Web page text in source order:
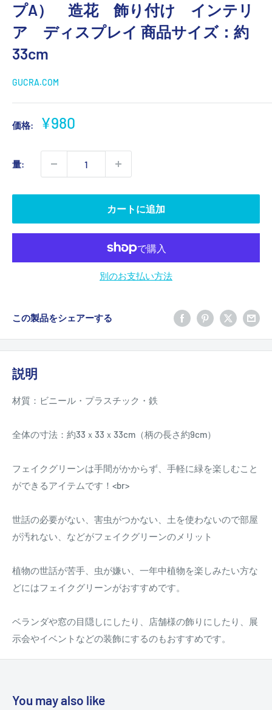
プA） 造花 飾り付け インテリ
ア ディスプレイ 商品サイズ：約
33cm
GUCRA.COM
価格:
販
価
格
¥980
量:
カートに追加
別のお支払い方法
この製品をシェアーする
説明
材質：ビニール・プラスチック・鉄
全体の寸法：約33ｘ33ｘ33cm（柄の長さ約9cm）
フェイクグリーンは手間がかからず、手軽に緑を楽しむこと
ができるアイテムです！<br>
世話の必要がない、害虫がつかない、土を使わないので部屋
が汚れない、などがフェイクグリーンのメリット
植物の世話が苦手、虫が嫌い、一年中植物を楽しみたい方な
どにはフェイクグリーンがおすすめです。
ベランダや窓の目隠しにしたり、店舗様の飾りにしたり、展
示会やイベントなどの装飾にするのもおすすめです。
You may also like